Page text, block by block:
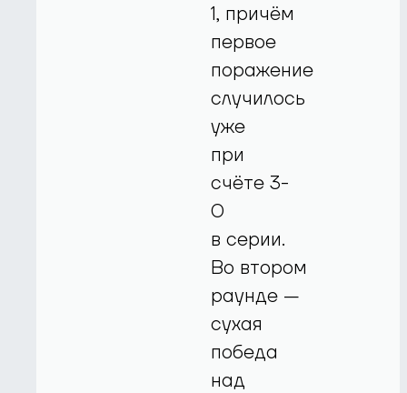
1, причём
первое
поражение
случилось
уже
при
счёте 3-
0
в серии.
Во втором
раунде —
сухая
победа
над